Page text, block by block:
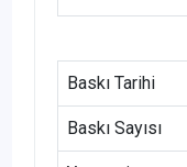
Baskı Tarihi
Baskı Sayısı